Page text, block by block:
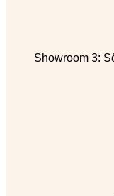
Showroom 3: